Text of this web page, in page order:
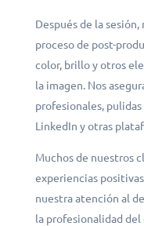
Después de la
proceso de post-
color, brillo y otros
la imagen. Nos
profesionales,
LinkedIn y otras
Muchos de nuestros
experiencias
nuestra atención al
la profesionalidad del